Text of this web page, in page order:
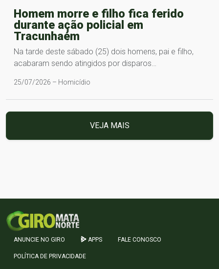
Homem morre e filho fica ferido
durante ação policial em
Tracunhaém
Na tarde deste sábado (25) dois homens, pai e filho,
acabaram sendo atingidos por disparos…
25/07/2026 – Homicídio
VEJA MAIS
ANUNCIE NO GIRO APPS FALE CONOSCO
POLÍTICA DE PRIVACIDADE